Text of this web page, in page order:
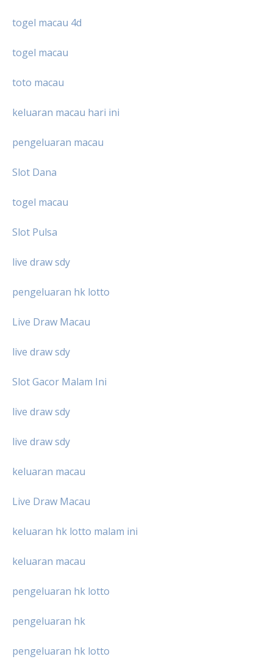
togel macau 4d
togel macau
toto macau
keluaran macau hari ini
pengeluaran macau
Slot Dana
togel macau
Slot Pulsa
live draw sdy
pengeluaran hk lotto
Live Draw Macau
live draw sdy
Slot Gacor Malam Ini
live draw sdy
live draw sdy
keluaran macau
Live Draw Macau
keluaran hk lotto malam ini
keluaran macau
pengeluaran hk lotto
pengeluaran hk
pengeluaran hk lotto